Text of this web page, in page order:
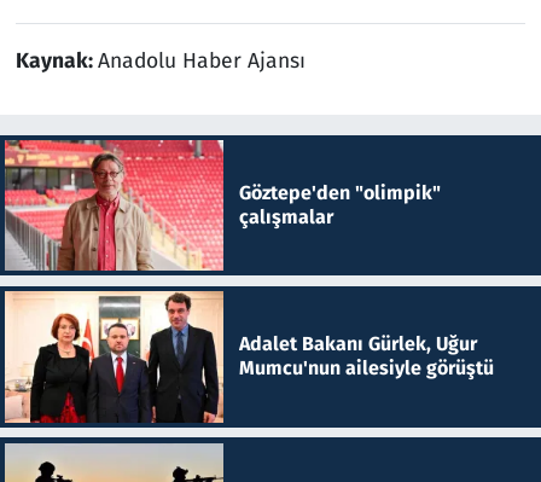
Kaynak:Anadolu Haber Ajansı
Göztepe'den "olimpik"
çalışmalar
Adalet Bakanı Gürlek, Uğur
Mumcu'nun ailesiyle görüştü